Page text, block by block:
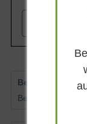
Bewertungen
Bewertungen